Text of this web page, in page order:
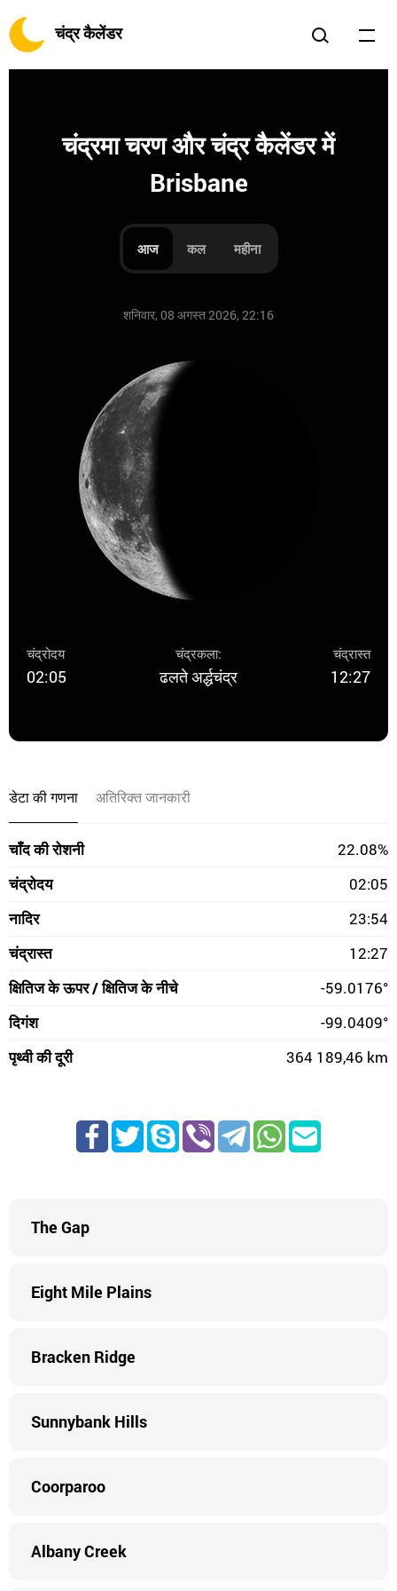
चंद्र कैलेंडर
चंद्रमा चरण और चंद्र कैलेंडर में
Brisbane
आज कल महीना
शनिवार, 08 अगस्त 2026, 22:16
चंद्रोदय
02:05
चंद्रकला:
ढलते अर्द्धचंद्र
चंद्रास्त
12:27
डेटा की गणना अतिरिक्त जानकारी
चाँद की रोशनी
22.08%
चंद्रोदय
02:05
नादिर
23:54
चंद्रास्त
12:27
क्षितिज के ऊपर / क्षितिज के नीचे
-59.0176°
दिगंश
-99.0409°
पृथ्वी की दूरी
364 189,46 km
The Gap
Eight Mile Plains
Bracken Ridge
Sunnybank Hills
Coorparoo
Albany Creek